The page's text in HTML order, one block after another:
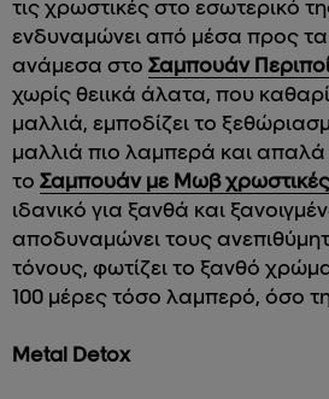
τις χρωστικές στο εσωτερικό
ενδυναμώνει από μέσα προς τα
ανάμεσα στο Σαμπουάν
χωρίς θειικά άλατα, που
μαλλιά, εμποδίζει το
μαλλιά πιο λαμπερά και απαλά
το Σαμπουάν με Μωβ χρωστικές
ιδανικό για ξανθά και
αποδυναμώνει τους
τόνους, φωτίζει το ξανθό
100 μέρες τόσο λαμπερό, όσο
Metal Detox